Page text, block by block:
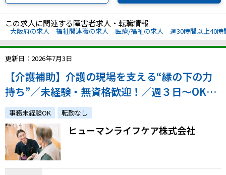
この求人に関連する障害者求人・転職情報
大阪府の求人 福祉関連職の求人 医療/福祉の求人 週30時間以上40
更新日：2026年7月3日
【介護補助】介護の現場を支える“縁の下の力
持ち”／未経験・無資格歓迎！／週３日～OK／
短時間勤務相談可
事務未経験OK 転勤なし
ヒューマンライフケア株式会社